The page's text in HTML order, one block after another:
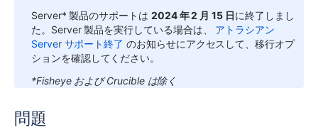
Server* 製品のサポートは 2024 年 2 月 15 日に終了しまし
た。Server 製品を実行している場合は、
アトラシアン
Server サポート終了 のお知らせにアクセスして、移行オプ
ションを確認してください。
*Fisheye および Crucible は除く
問題